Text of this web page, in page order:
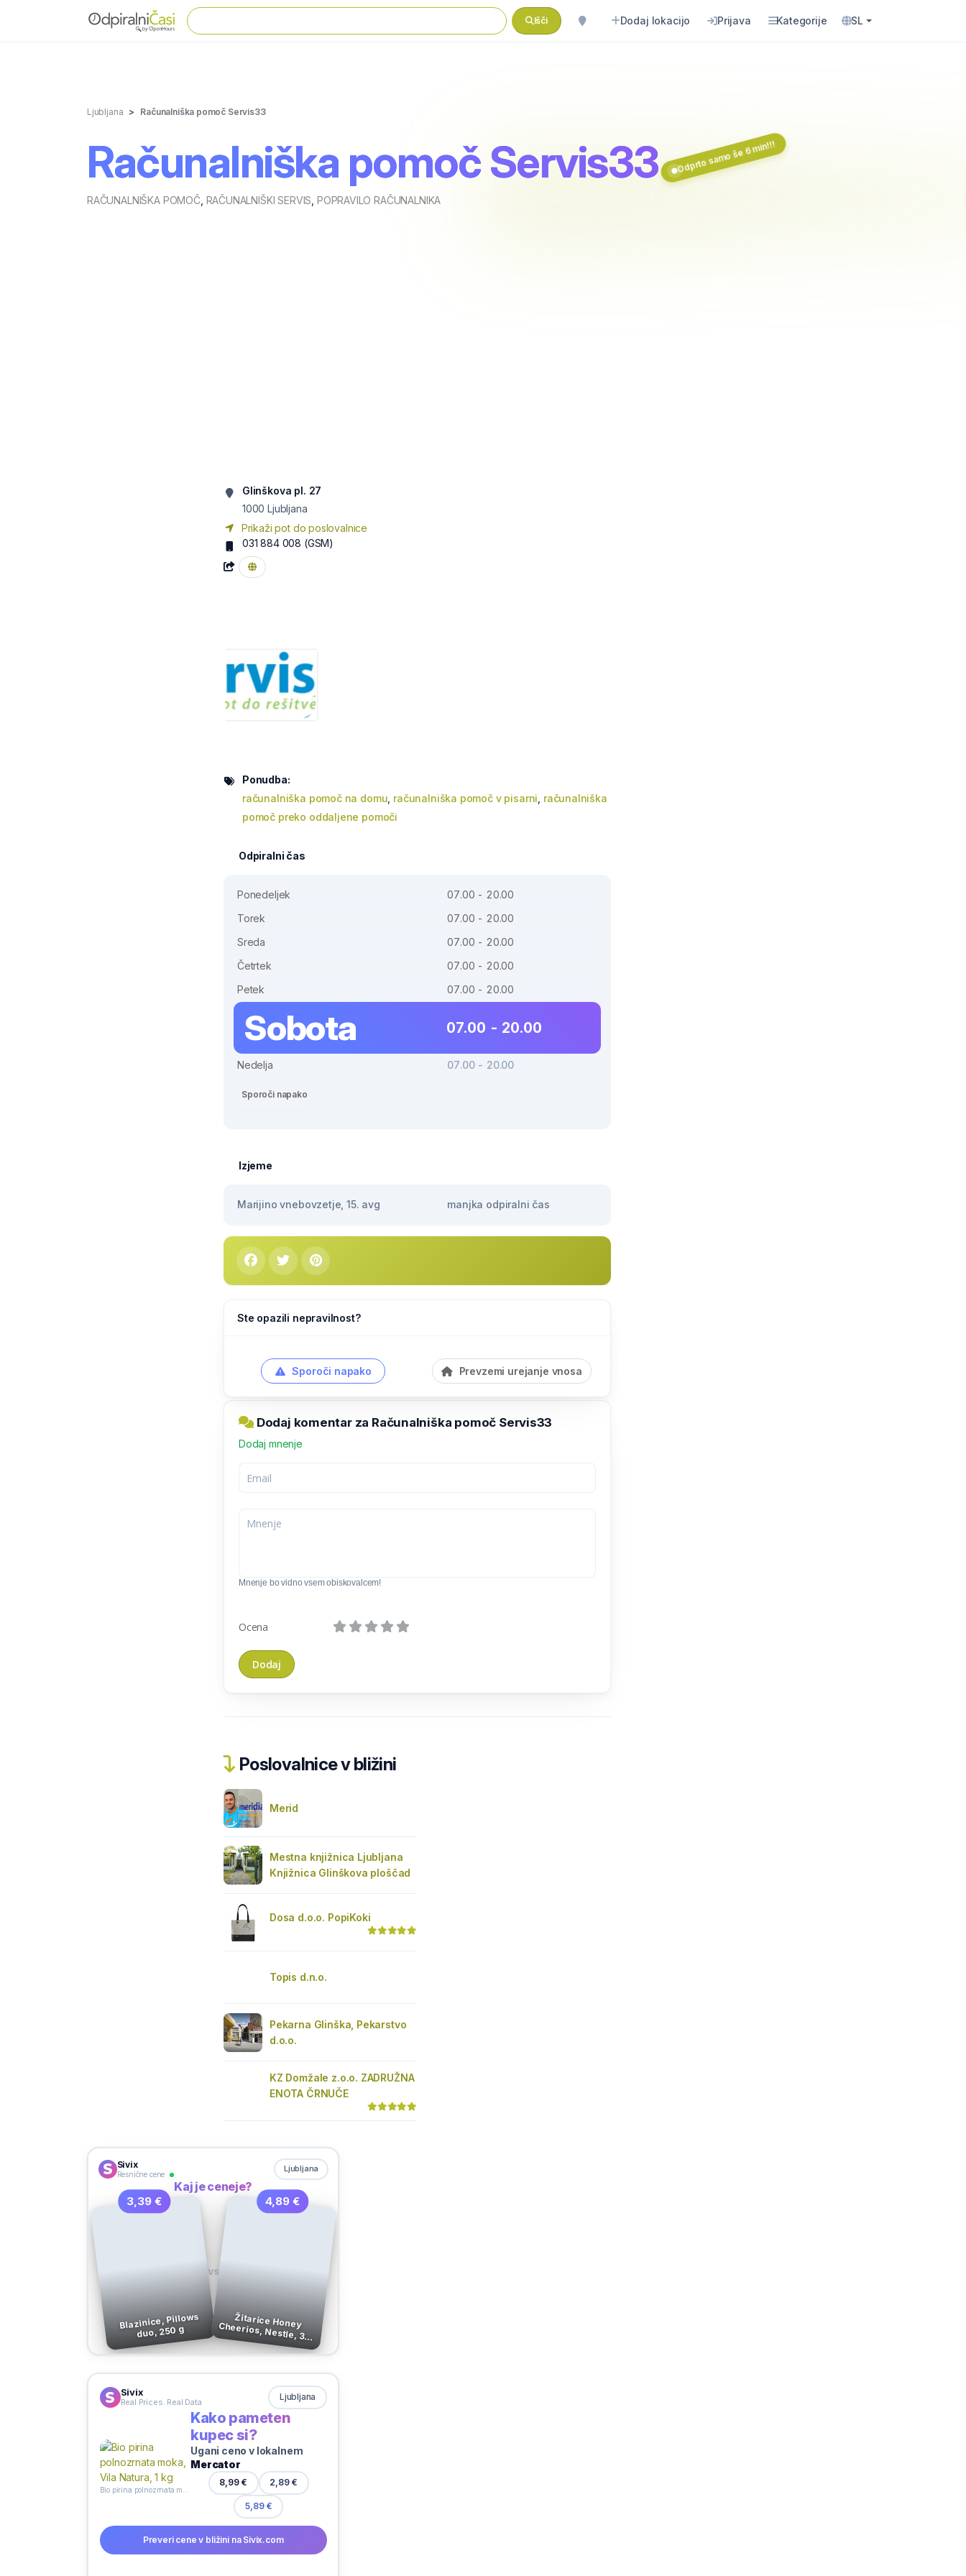
Išči Dodaj lokacijo Prijava Kategorije SL
Ljubljana Računalniška pomoč Servis33
Računalniška pomoč Servis33
RAČUNALNIŠKA POMOČ RAČUNALNIŠKI SERVIS POPRAVILO RAČUNALNIKA
Odprto samo še 6 min!!!
Glinškova pl. 27
1000 Ljubljana
Prikaži pot do poslovalnice
031 884 008 (GSM)
Ponudba:
računalniška pomoč na domu računalniška pomoč v pisarni računalniška
pomoč preko oddaljene pomoči
Odpiralni čas
Ponedeljek
07.00 - 20.00
Torek
07.00 - 20.00
Sreda
07.00 - 20.00
Četrtek
07.00 - 20.00
Petek
07.00 - 20.00
Sobota 07.00 - 20.00
Nedelja 07.00 - 20.00
Sporoči napako
Izjeme
Marijino vnebovzetje, 15. avg manjka odpiralni čas
Ste opazili nepravilnost?
Sporoči napako Prevzemi urejanje vnosa
Dodaj komentar za Računalniška pomoč Servis33
Dodaj mnenje
Mnenje bo vidno vsem obiskovalcem!
Ocena
Poslovalnice v bližini
Merid
Mestna knjižnica Ljubljana
Knjižnica Glinškova ploščad
Dosa d.o.o. PopiKoki
Topis d.n.o.
Pekarna Glinška, Pekarstvo
d.o.o.
KZ Domžale z.o.o. ZADRUŽNA
ENOTA ČRNUČE
Sivix
Resnične cene
Ljubljana
Kaj je ceneje?
3,39 €
Blazinice, Pillows
duo, 250 g
VS
4,89 €
Žitarice Honey Cheerios, Nestle, 375
g
Sivix
Real Prices. Real Data Ljubljana
Kako pameten
kupec si?
Ugani ceno v lokalnem
Mercator
8,99 € 2,89 €
5,89 €
Preveri cene v bližini na Sivix.com